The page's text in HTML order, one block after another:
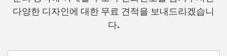
다양한 디자인에 대한 무료 견적을 보내드리겠습니
다.